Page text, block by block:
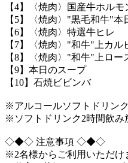
【4】〈焼肉〉国産牛ホルモ
【5】〈焼肉〉"黒毛和牛"本
【6】〈焼肉〉特選牛ヒレ
【7】〈焼肉〉"和牛"上カル
【8】〈焼肉〉"和牛"上ロー
【9】本日のスープ
【10】石焼ビビンバ
※アルコールソフトドリン
※ソフトドリンク2時間飲み
◇◆◇ 注意事項 ◇◆◇
※2名様からご利用いただけ